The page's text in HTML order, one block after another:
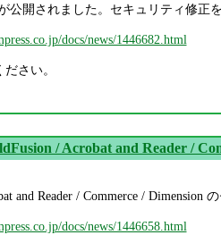
公開されました。セキュリティ修正を
docs/news/1446682.html
さい。
/ Acrobat and Reader /
and Reader / Commerce / Dimension
docs/news/1446658.html